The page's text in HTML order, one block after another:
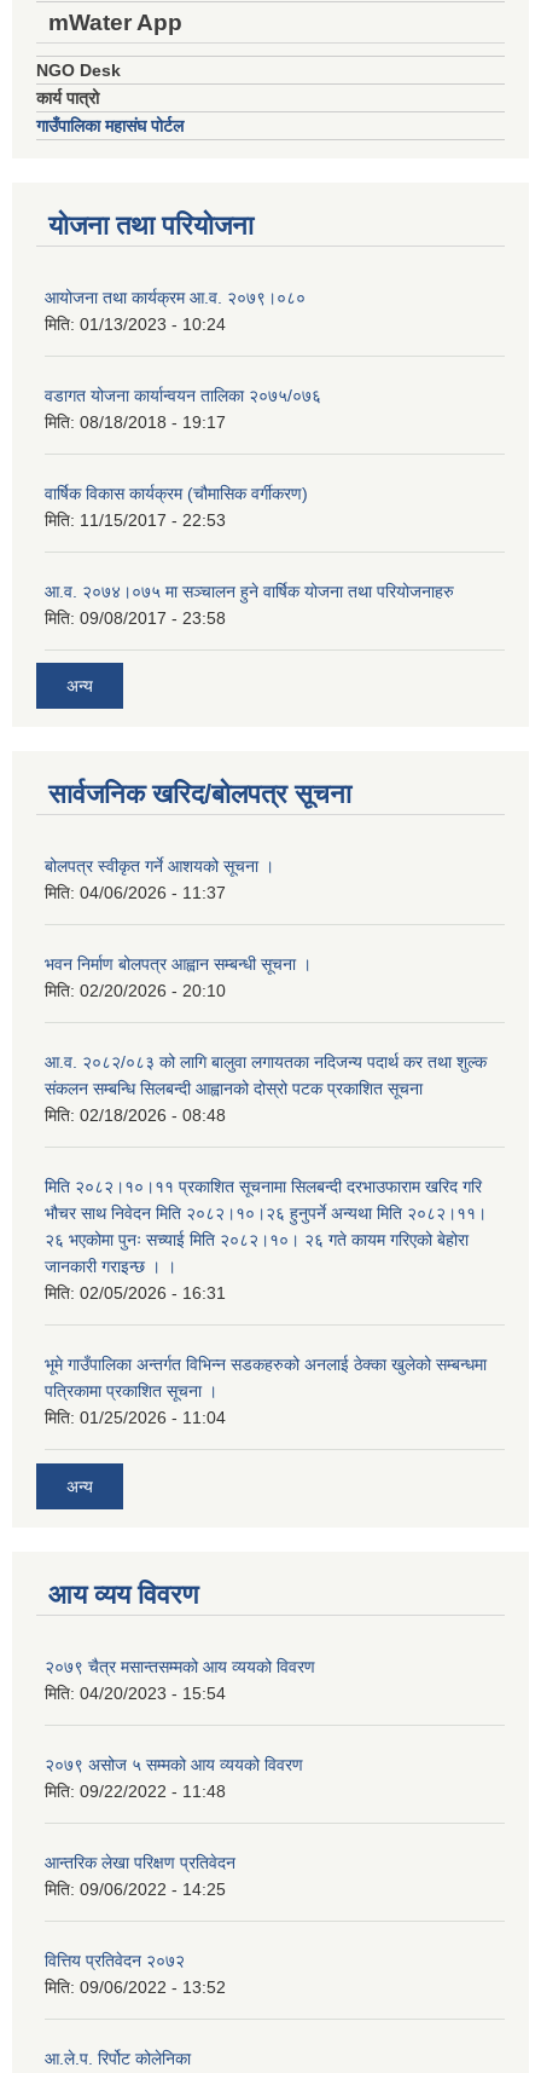
mWater App
NGO Desk
कार्य पात्रो
गाउँपालिका महासंघ पोर्टल
योजना तथा परियोजना
आयोजना तथा कार्यक्रम आ.व. २०७९।०८०
मिति: 01/13/2023 - 10:24
वडागत योजना कार्यान्वयन तालिका २०७५/०७६
मिति: 08/18/2018 - 19:17
वार्षिक विकास कार्यक्रम (चौमासिक वर्गीकरण)
मिति: 11/15/2017 - 22:53
आ.व. २०७४।०७५ मा सञ्चालन हुने वार्षिक योजना तथा परियोजनाहरु
मिति: 09/08/2017 - 23:58
अन्य
सार्वजनिक खरिद/बोलपत्र सूचना
बोलपत्र स्वीकृत गर्ने आशयको सूचना ।
मिति: 04/06/2026 - 11:37
भवन निर्माण बोलपत्र आह्वान सम्बन्धी सूचना ।
मिति: 02/20/2026 - 20:10
आ.व. २०८२/०८३ को लागि बालुवा लगायतका नदिजन्य पदार्थ कर तथा शुल्क
संकलन सम्बन्धि सिलबन्दी आह्वानको दोस्रो पटक प्रकाशित सूचना
मिति: 02/18/2026 - 08:48
मिति २०८२।१०।११ प्रकाशित सूचनामा सिलबन्दी दरभाउफाराम खरिद गरि
भौचर साथ निवेदन मिति २०८२।१०।२६ हुनुपर्ने अन्यथा मिति २०८२।११।
२६ भएकोमा पुनः सच्याई मिति २०८२।१०। २६ गते कायम गरिएको बेहोरा
जानकारी गराइन्छ । ।
मिति: 02/05/2026 - 16:31
भूमे गाउँपालिका अन्तर्गत विभिन्न सडकहरुको अनलाई ठेक्का खुलेको सम्बन्धमा
पत्रिकामा प्रकाशित सूचना ।
मिति: 01/25/2026 - 11:04
अन्य
आय व्यय विवरण
२०७९ चैत्र मसान्तसम्मको आय व्ययको विवरण
मिति: 04/20/2023 - 15:54
२०७९ असोज ५ सम्मको आय व्ययको विवरण
मिति: 09/22/2022 - 11:48
आन्तरिक लेखा परिक्षण प्रतिवेदन
मिति: 09/06/2022 - 14:25
वित्तिय प्रतिवेदन २०७२
मिति: 09/06/2022 - 13:52
आ.ले.प. रिर्पोट कोलेनिका